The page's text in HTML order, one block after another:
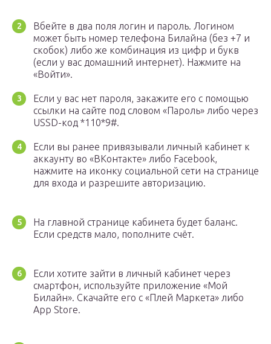
Вбейте в два поля логин и пароль. Логином
может быть номер телефона Билайна (без +7 и
скобок) либо же комбинация из цифр и букв
(если у вас домашний интернет). Нажмите на
«Войти».
Если у вас нет пароля, закажите его с помощью
ссылки на сайте под словом «Пароль» либо через
USSD-код *110*9#.
Если вы ранее привязывали личный кабинет к
аккаунту во «ВКонтакте» либо Facebook,
нажмите на иконку социальной сети на странице
для входа и разрешите авторизацию.
На главной странице кабинета будет баланс.
Если средств мало, пополните счёт.
Если хотите зайти в личный кабинет через
смартфон, используйте приложение «Мой
Билайн». Скачайте его с «Плей Маркета» либо
App Store.